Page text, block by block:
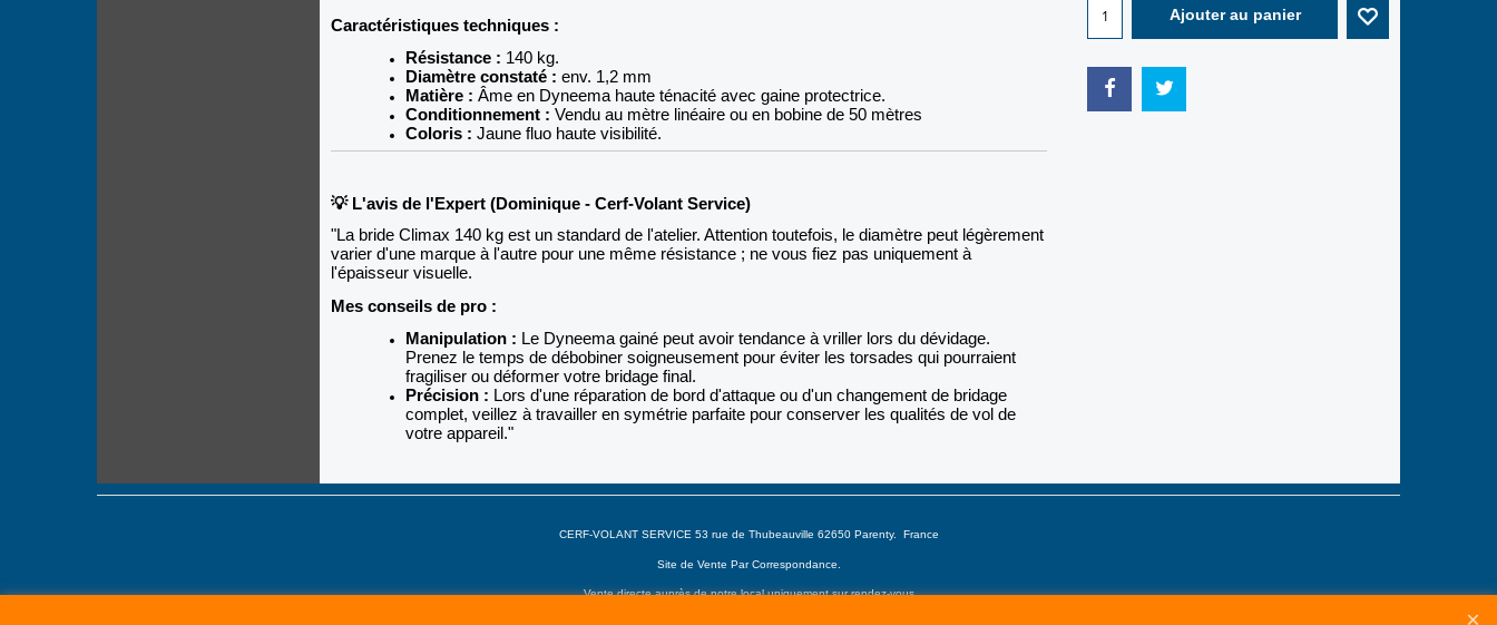
Ajouter au panier
Caractéristiques techniques :
Résistance : 140 kg.
Diamètre constaté : env. 1,2 mm
Matière : Âme en Dyneema haute ténacité avec gaine protectrice.
Conditionnement : Vendu au mètre linéaire ou en bobine de 50 mètres
Coloris : Jaune fluo haute visibilité.
💡 L'avis de l'Expert (Dominique - Cerf-Volant Service)
"La bride Climax 140 kg est un standard de l'atelier. Attention toutefois, le diamètre peut légèrement
varier d'une marque à l'autre pour une même résistance ; ne vous fiez pas uniquement à
l'épaisseur visuelle.
Mes conseils de pro :
Manipulation : Le Dyneema gainé peut avoir tendance à vriller lors du dévidage.
Prenez le temps de débobiner soigneusement pour éviter les torsades qui pourraient
fragiliser ou déformer votre bridage final.
Précision : Lors d'une réparation de bord d'attaque ou d'un changement de bridage
complet, veillez à travailler en symétrie parfaite pour conserver les qualités de vol de
votre appareil."
CERF-VOLANT SERVICE 53 rue de Thubeauville 62650 Parenty. France
Site de Vente Par Correspondance.
Vente directe auprès de notre local uniquement sur rendez-vous